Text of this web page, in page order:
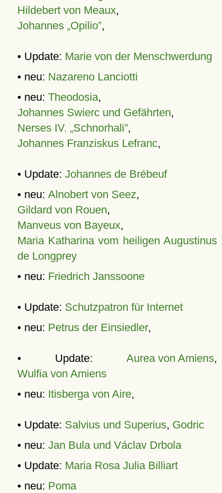
Hildebert von Meaux,
Johannes „Opilio”,
• Update: Marie von der Menschwerdung
• neu: Nazareno Lanciotti
• neu: Theodosia,
Johannes Swierc und Gefährten,
Nerses IV. „Schnorhali”,
Johannes Franziskus Lefranc,
• Update: Johannes de Brébeuf
• neu: Alnobert von Seez,
Gildard von Rouen,
Manveus von Bayeux,
Maria Katharina vom heiligen Augustinus
de Longprey
• neu: Friedrich Janssoone
• Update: Schutzpatron für Internet
• neu: Petrus der Einsiedler,
• Update: Aurea von Amiens,
Wulfia von Amiens
• neu: Itisberga von Aire,
• Update: Salvius und Superius, Godric
• neu: Jan Bula und Václav Drbola
• Update: Maria Rosa Julia Billiart
• neu: Poma